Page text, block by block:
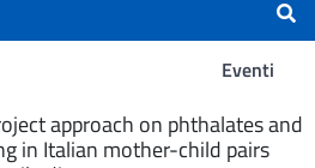
Eventi
approach on phthalates and
in Italian mother-child pairs